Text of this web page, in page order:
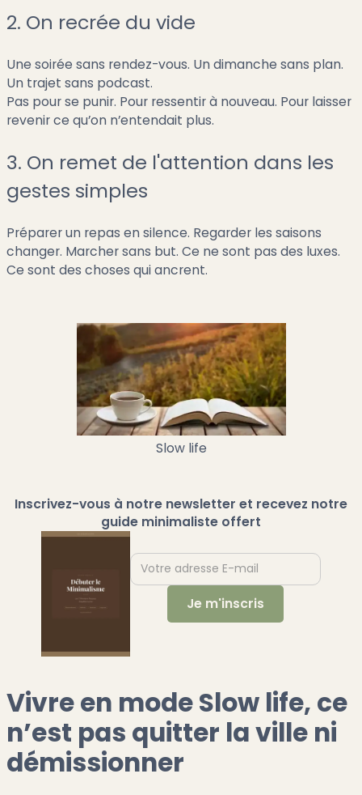
2. On recrée du vide
Une soirée sans rendez-vous. Un dimanche sans plan.
Un trajet sans podcast.
Pas pour se punir. Pour ressentir à nouveau. Pour laisser
revenir ce qu’on n’entendait plus.
3. On remet de l'attention dans les
gestes simples
Préparer un repas en silence. Regarder les saisons
changer. Marcher sans but. Ce ne sont pas des luxes.
Ce sont des choses qui ancrent.
Slow life
Inscrivez-vous à notre newsletter et recevez notre
guide minimaliste offert
Vivre en mode Slow life, ce
n’est pas quitter la ville ni
démissionner